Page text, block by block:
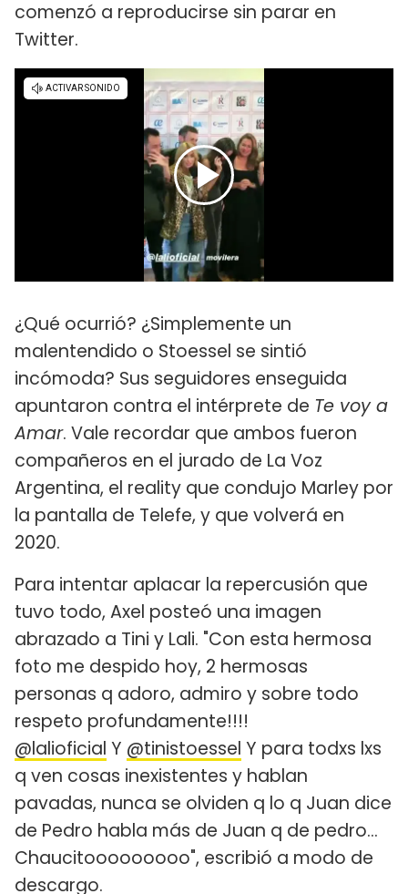
comenzó a reproducirse sin parar en
Twitter.
¿Qué ocurrió? ¿Simplemente un
malentendido o Stoessel se sintió
incómoda? Sus seguidores enseguida
apuntaron contra el intérprete de Te voy a
Amar. Vale recordar que ambos fueron
compañeros en el jurado de La Voz
Argentina, el reality que condujo Marley por
la pantalla de Telefe, y que volverá en
2020.
Para intentar aplacar la repercusión que
tuvo todo, Axel posteó una imagen
abrazado a Tini y Lali. "Con esta hermosa
foto me despido hoy, 2 hermosas
personas q adoro, admiro y sobre todo
respeto profundamente!!!!
@lalioficial Y @tinistoessel ‪Y para todxs lxs
q ven cosas inexistentes y hablan
pavadas, nunca se olviden q lo q Juan dice
de Pedro habla más de Juan q de pedro...‬
Chaucitooooooooo", escribió a modo de
descargo.